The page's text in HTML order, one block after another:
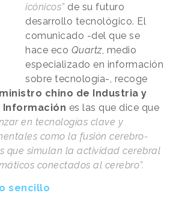
icónicos” de su futuro
desarrollo tecnológico. El
comunicado -del que se
hace eco Quartz, medio
especializado en información
sobre tecnología-, recoge
ministro chino de Industria y
Información es las que dice que
en tecnologías clave y
como la fusión cerebro-
que simulan la actividad cerebral
conectados al cerebro”.
sencillo